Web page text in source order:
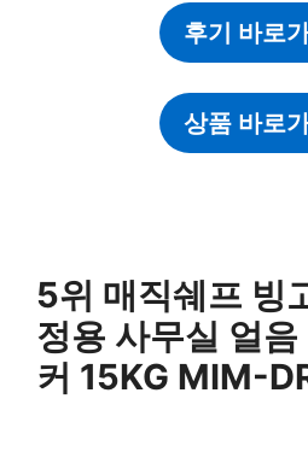
후기 바로
상품 바로
5위 매직쉐프 빙
정용 사무실 얼음
커 15KG MIM-